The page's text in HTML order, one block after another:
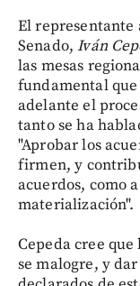
El representante
Senado,Iván
las mesas
fundamental que
adelante el
tanto se ha
"Aprobar los
firmen, y
acuerdos, como
materialización".
Cepeda cree
se malogre, y